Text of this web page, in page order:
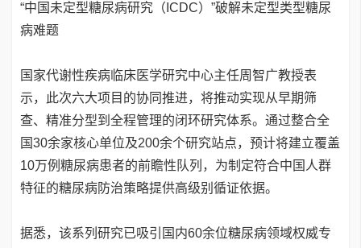
“中国未定型糖尿病研究（ICDC）”破解未定型类型糖尿
病难题
国家代谢性疾病临床医学研究中心主任周智广教授表
示，此次六大项目的协同推进，将推动实现从早期筛
查、精准分型到全程管理的闭环研究体系。通过整合全
国30余家核心单位及200余个研究站点，预计将建立覆盖
10万例糖尿病患者的前瞻性队列，为制定符合中国人群
特征的糖尿病防治策略提供高级别循证依据。
据悉，该系列研究已吸引国内60余位糖尿病领域权威专